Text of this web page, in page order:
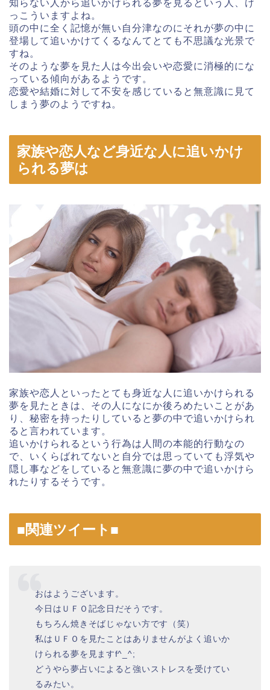
知らない人から追いかけられる夢を見るという人、け
っこういますよね。
頭の中に全く記憶が無い自分津なのにそれが夢の中に
登場して追いかけてくるなんてとても不思議な光景で
すね。
そのような夢を見た人は今出会いや恋愛に消極的にな
っている傾向があるようです。
恋愛や結婚に対して不安を感じていると無意識に見て
しまう夢のようですね。
家族や恋人など身近な人に追いかけ
られる夢は
家族や恋人といったとても身近な人に追いかけられる
夢を見たときは、その人になにか後ろめたいことがあ
り、秘密を持ったりしていると夢の中で追いかけられ
ると言われています。
追いかけられるという行為は人間の本能的行動なの
で、いくらばれてないと自分では思っていても浮気や
隠し事などをしていると無意識に夢の中で追いかけら
れたりするそうです。
■関連ツイート■
おはようございます。
今日はＵＦＯ記念日だそうです。
もちろん焼きそばじゃない方です（笑）
私はＵＦＯを見たことはありませんがよく追いか
けられる夢を見ますf^_^;
どうやら夢占いによると強いストレスを受けてい
るみたい。